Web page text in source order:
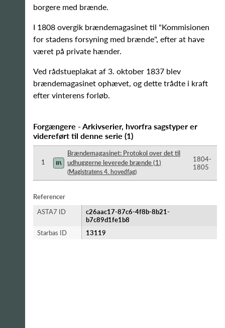
borgere med brænde.
I 1808 overgik brændemagasinet til "Kommisionen
for stadens forsyning med brænde", efter at have
været på private hænder.
Ved rådstueplakat af 3. oktober 1837 blev
brændemagasinet ophævet, og dette trådte i kraft
efter vinterens forløb.
Forgængere - Arkivserier, hvorfra sagstyper er
videreført til denne serie (1)
1
Brændemagasinet: Protokol over det til
udhuggerne leverede brænde(1)
(Magistratens 4. hovedfag)
1804-​
1805
Referencer
ASTA7 ID
c26aac17-87c6-4f8b-8b21-
b7c89d1fe1b8
Starbas ID
13119